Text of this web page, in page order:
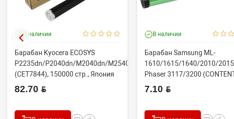
В наличии
Барабан Kyocera ECOSYS
P2235dn/P2040dn/M2040dn/M2540dw
(CET7844), 150000 стр., Япония
82.70 BYN
В наличии
Барабан Samsung ML-
1610/1615/1640/2010/
Phaser 3117/3200
7.10 BYN